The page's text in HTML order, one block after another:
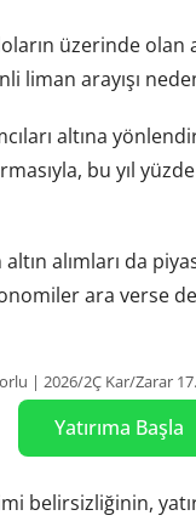
üzerinde olan
liman arayışı
altına
bu yıl
alımları da
ara verse
| 2026/2Ç Kar/Zarar
Yatırıma Başla
belirsizliğinin,